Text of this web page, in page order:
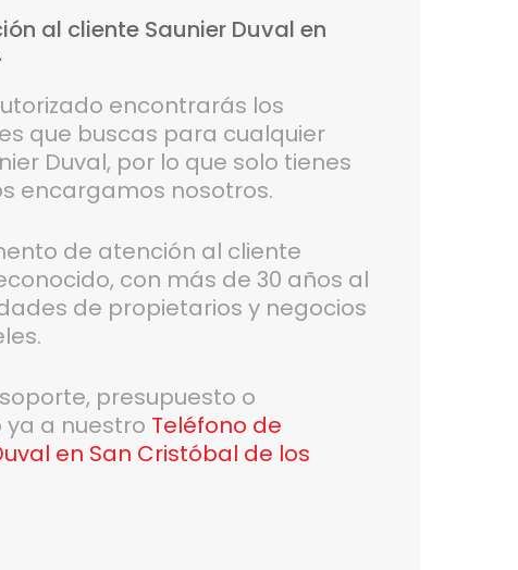
al cliente Saunier Duval en
encontrarás los
que buscas para cualquier
Duval, por lo que solo tienes
encargamos nosotros.
de atención al cliente
con más de 30 años al
de propietarios y negocios
presupuesto o
a nuestro Teléfono de
en San Cristóbal de los